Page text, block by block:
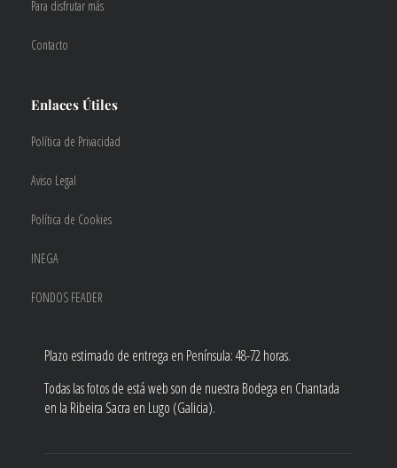
Para disfrutar más
Contacto
Enlaces Útiles
Política de Privacidad
Aviso Legal
Política de Cookies
INEGA
FONDOS FEADER
Plazo estimado de entrega en Península: 48-72 horas.
Todas las fotos de está web son de nuestra Bodega en Chantada
en la Ribeira Sacra en Lugo (Galicia).